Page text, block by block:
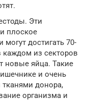
Эти
плоское
достигать 70-
каждом из секторов
новые яйца. Такие
и очень
донора,
организма и